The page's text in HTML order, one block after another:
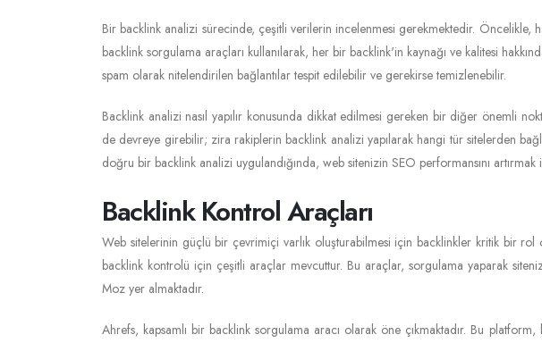
Bir backlink analizi sürecinde, çeşitli verilerin incelenmesi gerekmektedir. Öncelikle,
backlink sorgulama araçları kullanılarak, her bir backlink'in kaynağı ve kalitesi
spam olarak nitelendirilen bağlantılar tespit edilebilir ve gerekirse temizlenebilir.
Backlink analizi nasıl yapılır konusunda dikkat edilmesi gereken bir diğer önemli
de devreye girebilir; zira rakiplerin backlink analizi yapılarak hangi tür sitelerden
doğru bir backlink analizi uygulandığında, web sitenizin SEO performansını artırmak
Backlink Kontrol Araçları
Web sitelerinin güçlü bir çevrimiçi varlık oluşturabilmesi için backlinkler kritik bir
backlink kontrolü için çeşitli araçlar mevcuttur. Bu araçlar, sorgulama yaparak
Moz yer almaktadır.
Ahrefs, kapsamlı bir backlink sorgulama aracı olarak öne çıkmaktadır. Bu